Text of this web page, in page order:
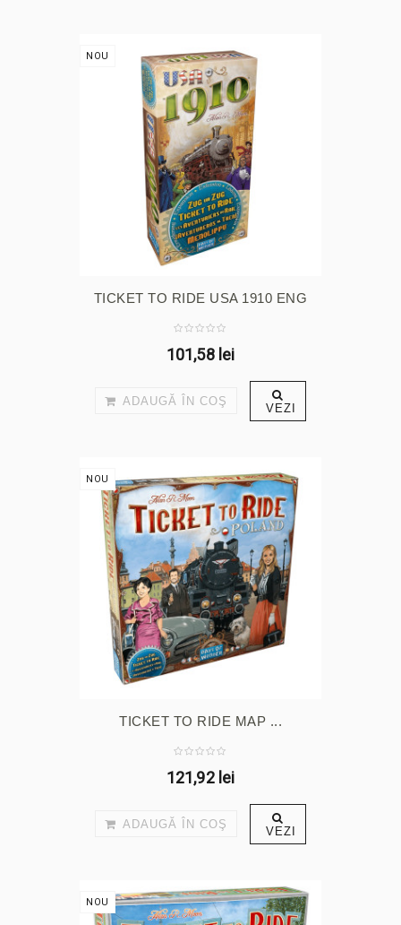
NOU
TICKET TO RIDE USA 1910 ENG
101,58 lei
ADAUGĂ ÎN COŞ VEZI
NOU
TICKET TO RIDE MAP ...
121,92 lei
ADAUGĂ ÎN COŞ VEZI
NOU